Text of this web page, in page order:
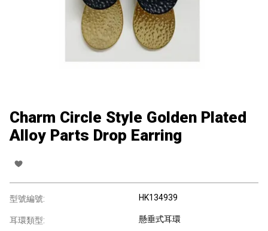
Charm Circle Style Golden Plated
Alloy Parts Drop Earring
型號編號: HK134939
耳環類型: 懸垂式耳環